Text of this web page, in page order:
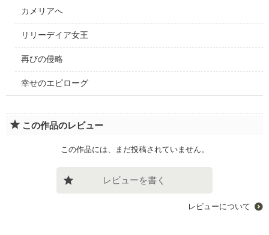
カメリアへ
リリーデイア女王
再びの侵略
幸せのエピローグ
この作品のレビュー
この作品には、まだ投稿されていません。
レビューを書く
レビューについて